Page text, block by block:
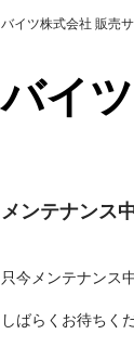
バイツ株式会社 販売サ
バイ
メンテナンス
只今メンテナンス
しばらくお待ちく